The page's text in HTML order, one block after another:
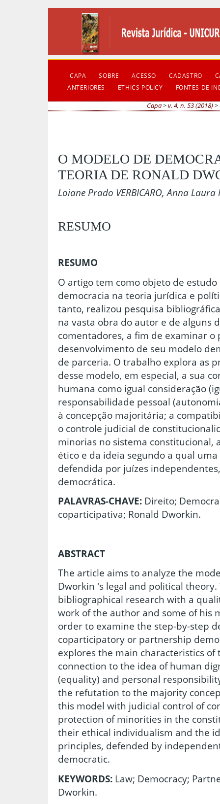
CAPA SOBRE ACESSO CADASTRO
ANTERIORES
ETHICS POLICY FONTES DE
Capa>v. 4, n. 53 (2018)>
O MODELO DE
TEORIA DE RONALD
Loiane Prado VERBICARO, Anna Laura
RESUMO
RESUMO
O artigo tem como objeto de
democracia na teoria jurídica e
tanto, realizou pesquisa
na vasta obra do autor e de alguns
comentadores, a fim de examinar o
desenvolvimento de seu modelo
de parceria. O trabalho explora as
desse modelo, em especial, a sua
humana como igual consideração
responsabilidade pessoal
à concepção majoritária; a
o controle judicial de
minorias no sistema
ético e da ideia segundo a qual
defendida por juízes
democrática.
PALAVRAS-CHAVE: Direito;
coparticipativa; Ronald Dworkin.
ABSTRACT
The article aims to analyze the
Dworkin 's legal and political
bibliographical research with a
work of the author and some of his
order to examine the step-by-step
coparticipatory or partnership
explores the main characteristics of
connection to the idea of human
(equality) and personal
the refutation to the majority
this model with judicial control of
protection of minorities in the
their ethical individualism and the
principles, defended by
democratic.
KEYWORDS: Law; Democracy;
Dworkin.